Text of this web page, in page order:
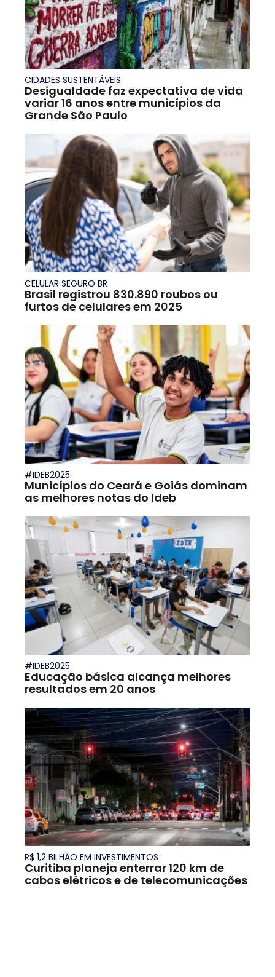
CIDADES SUSTENTÁVEIS
Desigualdade faz expectativa de vida
variar 16 anos entre municípios da
Grande São Paulo
CELULAR SEGURO BR
Brasil registrou 830.890 roubos ou
furtos de celulares em 2025
#IDEB2025
Municípios do Ceará e Goiás dominam
as melhores notas do Ideb
#IDEB2025
Educação básica alcança melhores
resultados em 20 anos
R$ 1,2 BILHÃO EM INVESTIMENTOS
Curitiba planeja enterrar 120 km de
cabos elétricos e de telecomunicações